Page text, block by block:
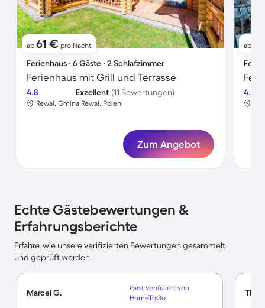
ab 61 € pro Nacht
Ferienhaus ∙ 6 Gäste ∙ 2 Schlafzimmer
Ferienhaus mit Grill und Terrasse
4.8 Exzellent (11 Bewertungen)
Rewal, Gmina Rewal, Polen
Zum Angebot
ab
4.6
Echte Gästebewertungen &
Erfahrungsberichte
Erfahre, wie unsere verifizierten Bewertungen gesammelt
und geprüft werden.
Marcel G.
Gast verifiziert von
HomeToGo